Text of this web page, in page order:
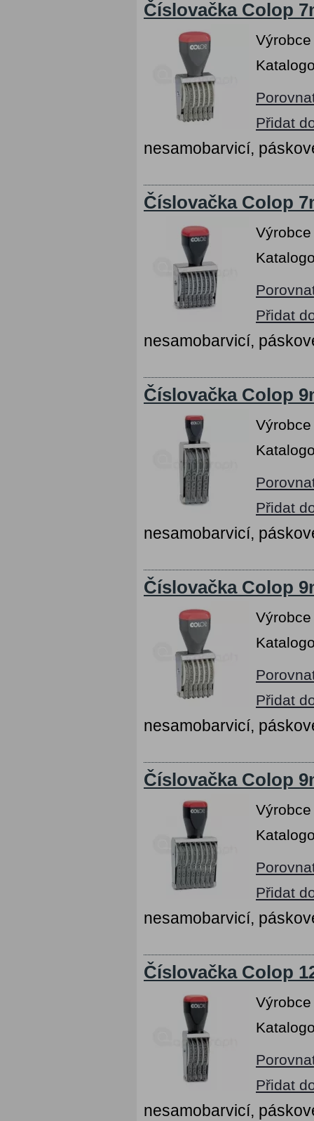
Číslovačka Colop
Přidat
nesamobarvicí,
Číslovačka Colop
Přidat
nesamobarvicí,
Číslovačka Colop
Přidat
nesamobarvicí,
Číslovačka Colop
Přidat
nesamobarvicí,
Číslovačka Colop
Přidat
nesamobarvicí,
Číslovačka Colop
Přidat
nesamobarvicí,